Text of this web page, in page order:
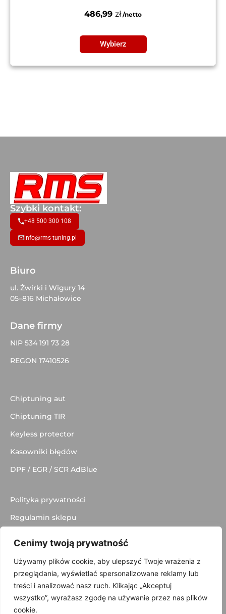
Cenimy twoją prywatność
Używamy plików cookie, aby ulepszyć Twoje wrażenia z
przeglądania, wyświetlać spersonalizowane reklamy lub
treści i analizować nasz ruch. Klikając „Akceptuj
wszystko”, wyrażasz zgodę na używanie przez nas plików
cookie.
486,99 zł
Wybierz
Szybki kontakt:
+48 500 300 108
info@rms-tuning.pl
Biuro
ul. Żwirki i Wigury 14
05–816 Michałowice
Dane firmy
NIP 534 191 73 28
REGON 17410526
Chiptuning aut
Chiptuning TIR
Keyless protector
Kasowniki błędów
DPF / EGR / SCR AdBlue
Polityka prywatności
Regulamin sklepu
© 2025 made with